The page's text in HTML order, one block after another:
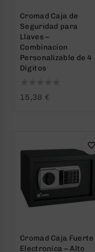
Cromad Caja de
Seguridad para
Llaves –
Combinacion
Personalizable de 4
Digitos
015,38 €
Cromad Caja Fuerte
Electronica – Alto